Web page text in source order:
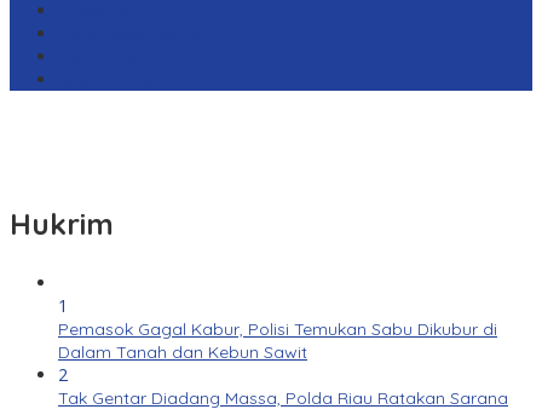
Hukrim
1
Pemasok Gagal Kabur, Polisi Temukan Sabu Dikubur di
Dalam Tanah dan Kebun Sawit
2
Tak Gentar Diadang Massa, Polda Riau Ratakan Sarana